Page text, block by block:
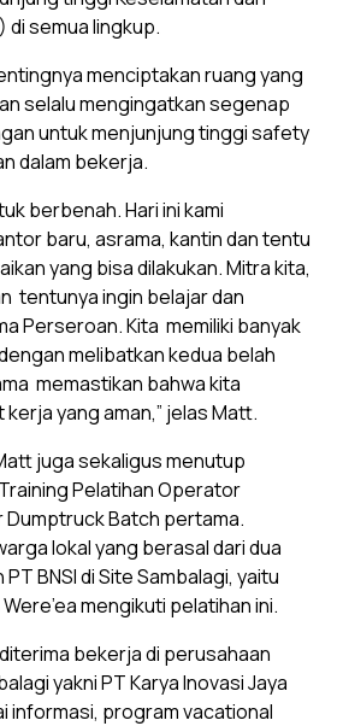
di semua lingkup.
menciptakan ruang yang
selalu mengingatkan segenap
untuk menjunjung tinggi safety
dalam bekerja.
berbenah. Hari ini kami
baru, asrama, kantin dan tentu
yang bisa dilakukan. Mitra kita,
tentunya ingin belajar dan
Perseroan. Kita memiliki banyak
melibatkan kedua belah
memastikan bahwa kita
yang aman,” jelas Matt.
juga sekaligus menutup
Pelatihan Operator
Dumptruck Batch pertama.
lokal yang berasal dari dua
BNSI di Site Sambalagi, yaitu
mengikuti pelatihan ini.
bekerja di perusahaan
yakni PT Karya Inovasi Jaya
informasi, program vacational